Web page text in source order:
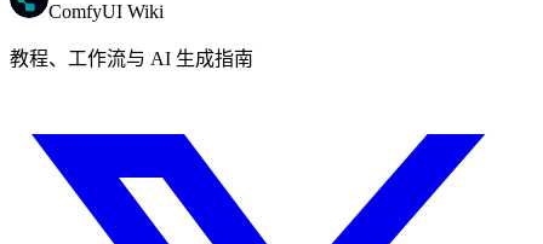
ComfyUI Wiki
教程、工作流与 AI 生成指南